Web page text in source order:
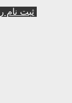
ثبت نام